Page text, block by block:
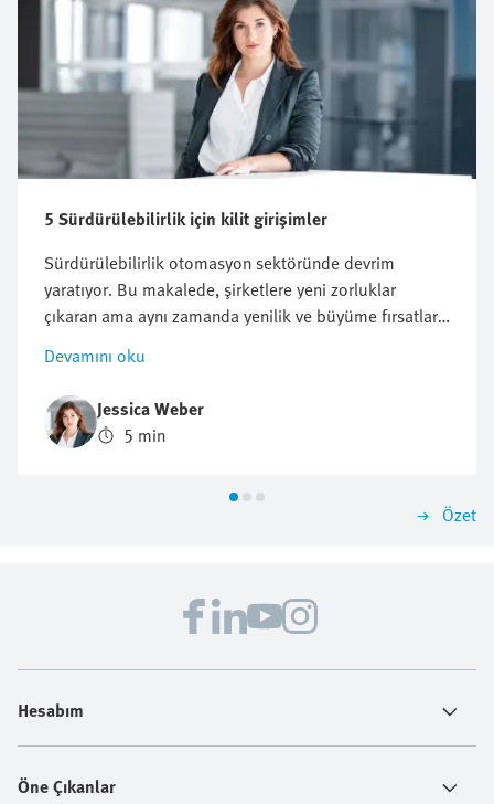
5 Sürdürülebilirlik için kilit girişimler
Sürdürülebilirlik otomasyon sektöründe devrim
yaratıyor. Bu makalede, şirketlere yeni zorluklar
çıkaran ama aynı zamanda yenilik ve büyüme fırsatları
da sunan beş öncü girişim ve regülasyon ele
alınmaktadır. Sürdürülebilirliğe yönelik proaktif bir
yaklaşımın gelecekteki iş başarısı için neden çok
önemli olabileceğini öğrenin.
Devamını oku
Jessica Weber
5 min
Özet
Hesabım
Öne Çıkanlar